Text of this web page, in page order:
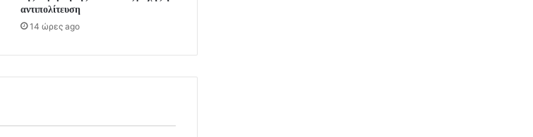
αντιπολίτευση
14 ώρες ago